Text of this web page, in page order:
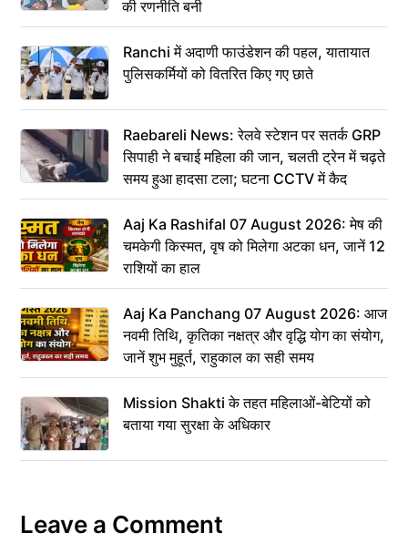
की रणनीति बनी
Ranchi में अदाणी फाउंडेशन की पहल, यातायात
पुलिसकर्मियों को वितरित किए गए छाते
Raebareli News: रेलवे स्टेशन पर सतर्क GRP
सिपाही ने बचाई महिला की जान, चलती ट्रेन में चढ़ते
समय हुआ हादसा टला; घटना CCTV में कैद
Aaj Ka Rashifal 07 August 2026: मेष की
चमकेगी किस्मत, वृष को मिलेगा अटका धन, जानें 12
राशियों का हाल
Aaj Ka Panchang 07 August 2026: आज
नवमी तिथि, कृतिका नक्षत्र और वृद्धि योग का संयोग,
जानें शुभ मुहूर्त, राहुकाल का सही समय
Mission Shakti के तहत महिलाओं-बेटियों को
बताया गया सुरक्षा के अधिकार
Leave a Comment